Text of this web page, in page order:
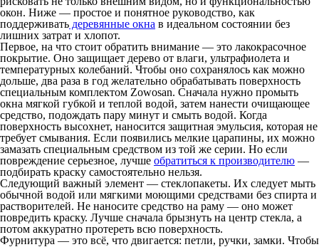
окон. Ниже — простое и понятное руководство, как
поддерживать деревянные окна в идеальном состоянии без
лишних затрат и хлопот.
Первое, на что стоит обратить внимание — это лакокрасочное
покрытие. Оно защищает дерево от влаги, ультрафиолета и
температурных колебаний. Чтобы оно сохранялось как можно
дольше, два раза в год желательно обрабатывать поверхность
специальным комплектом Zowosan. Сначала нужно промыть
окна мягкой губкой и теплой водой, затем нанести очищающее
средство, подождать пару минут и смыть водой. Когда
поверхность высохнет, наносится защитная эмульсия, которая не
требует смывания. Если появились мелкие царапины, их можно
замазать специальным средством из той же серии. Но если
повреждение серьезное, лучше обратиться к производителю —
подбирать краску самостоятельно нельзя.
Следующий важный элемент — стеклопакеты. Их следует мыть
обычной водой или мягкими моющими средствами без спирта и
растворителей. Не наносите средство на раму — оно может
повредить краску. Лучше сначала брызнуть на центр стекла, а
потом аккуратно протереть всю поверхность.
Фурнитура — это всё, что двигается: петли, ручки, замки. Чтобы